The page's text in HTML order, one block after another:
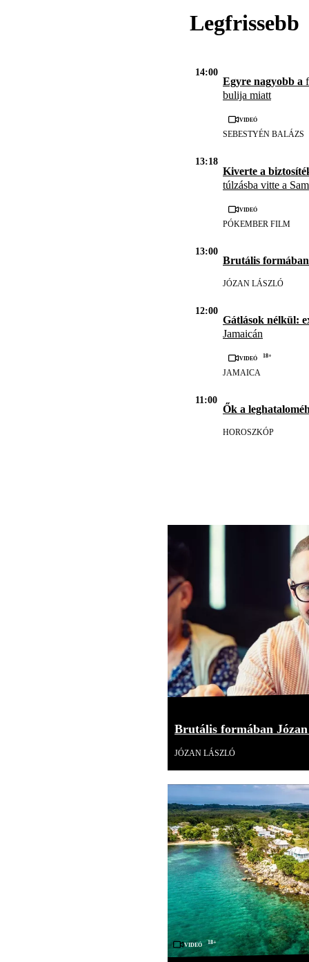
Legfrissebb
14:00
Egyre nagyobb a
bulija miatt
Videó
SEBESTYÉN BALÁZS
13:18
Kiverte a
túlzásba vitte a
Videó
PÓKEMBER FILM
13:00
Brutális
JÓZAN LÁSZLÓ
12:00
Gátlások nélkül:
Jamaicán
Videó 18+
JAMAICA
11:00
Ők a
HOROSZKÓP
Brutális formában
JÓZAN LÁSZLÓ
Videó 18+